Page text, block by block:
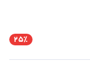
25٪